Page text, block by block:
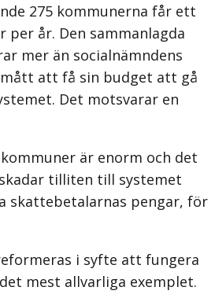
275 kommunerna får ett
år. Den sammanlagda
mer än socialnämndens
att få sin budget att gå
Det motsvarar en
är enorm och det
tilliten till systemet
skattebetalarnas pengar, för
i syfte att fungera
mest allvarliga exemplet.